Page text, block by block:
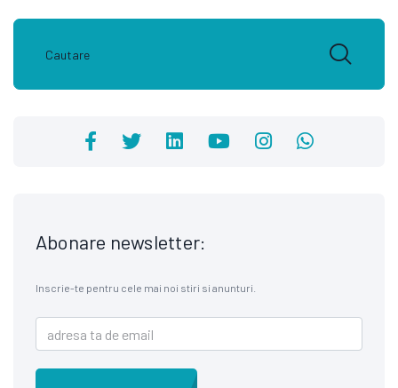
Abonare newsletter:
Inscrie-te pentru cele mai noi stiri si anunturi.